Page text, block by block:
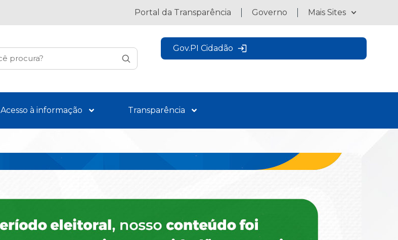
Portal da Transparência Governo Mais Sites
Gov.PI Cidadão
Acesso à informação Transparência